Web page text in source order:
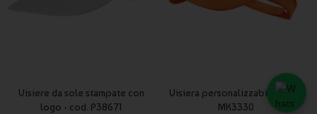
Visiere da sole stampate con
logo - cod. P38671
Visiera personalizzabile - cod.
MK3330